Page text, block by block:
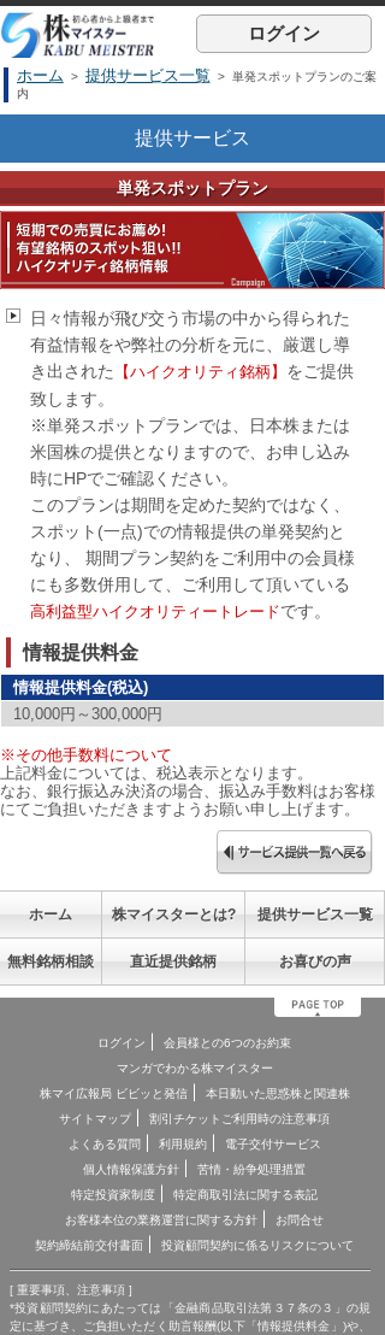
ログイン
ホーム > 提供サービス一覧 > 単発スポットプランのご案
内
提供サービス
単発スポットプラン
日々情報が飛び交う市場の中から得られた
有益情報をや弊社の分析を元に、厳選し導
き出された
【ハイクオリティ銘柄】 をご提供
致します。
※単発スポットプランでは、日本株または
米国株の提供となりますので、お申し込み
時にHPでご確認ください。
このプランは期間を定めた契約ではなく、
スポット(一点)での情報提供の単発契約と
なり、 期間プラン契約をご利用中の会員様
にも多数併用して、ご利用して頂いている
高利益型ハイクオリティートレードです。
情報提供料金
情報提供料金(税込)
10,000円～300,000円
※その他手数料について
上記料金については、税込表示となります。
なお、銀行振込み決済の場合、振込み手数料はお客様
にてご負担いただきますようお願い申し上げます。
ホーム 株マイスターとは? 提供サービス一覧
無料銘柄相談 直近提供銘柄 お喜びの声
ログイン
会員様との6つのお約束
マンガでわかる株マイスター
株マイ広報局 ビビッと発信
本日動いた思惑株と関連株
サイトマップ
割引チケットご利用時の注意事項
よくある質問
利用規約
電子交付サービス
個人情報保護方針
苦情・紛争処理措置
特定投資家制度
特定商取引法に関する表記
お客様本位の業務運営に関する方針
お問合せ
契約締結前交付書面
投資顧問契約に係るリスクについて
[ 重要事項、注意事項 ]
*投資顧問契約にあたっては「金融商品取引法第３７条の３」の規
定に基づき、ご負担いただく助言報酬(以下「情報提供料金」)や、